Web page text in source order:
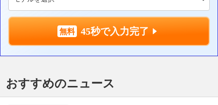
45秒で入力完了
おすすめのニュース